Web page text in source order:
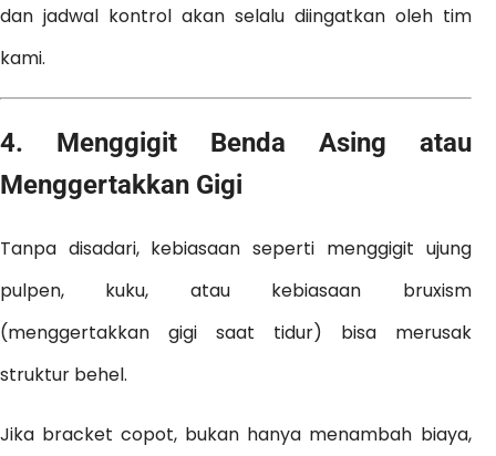
dan jadwal kontrol akan selalu diingatkan oleh tim
kami.
4. Menggigit Benda Asing atau
Menggertakkan Gigi
Tanpa disadari, kebiasaan seperti menggigit ujung
pulpen, kuku, atau kebiasaan bruxism
(menggertakkan gigi saat tidur) bisa merusak
struktur behel.
Jika bracket copot, bukan hanya menambah biaya,